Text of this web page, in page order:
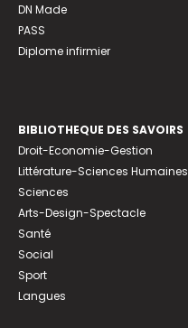
DN Made
PASS
Diplome infirmier
BIBLIOTHEQUE DES SAVOIRS
Droit-Economie-Gestion
Littérature-Sciences Humaines
Sciences
Arts-Design-Spectacle
Santé
Social
Sport
Langues